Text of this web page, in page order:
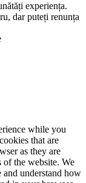
experiența.
dar puteți renunța
while you
that are
as they are
the website. We
and understand how